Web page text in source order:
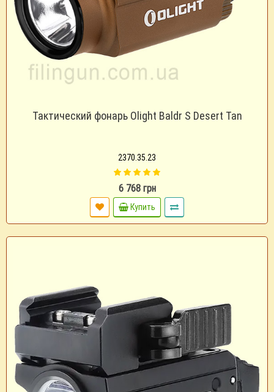
Тактический фонарь Olight Baldr S Desert Tan
2370.35.23
6 768 грн
Купить